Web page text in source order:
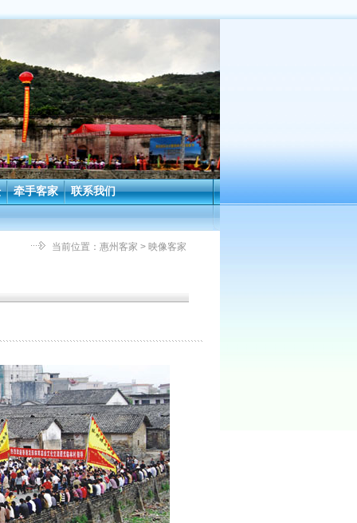
牵手客家 联系我们
当前位置：惠州客家 > 映像客家